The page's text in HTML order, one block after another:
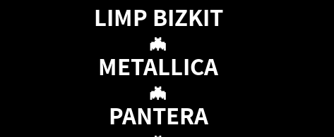
LIMP BIZKIT
🦇
METALLICA
🦇
PANTERA